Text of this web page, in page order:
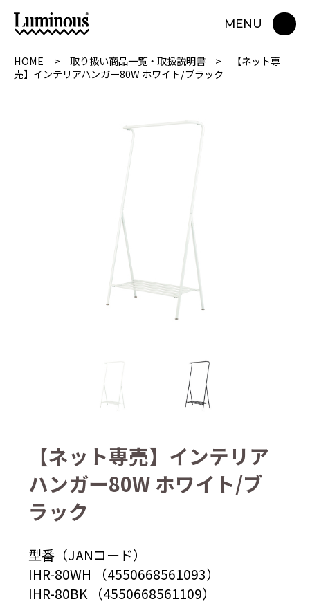
MENU
HOME 取り扱い商品一覧・取扱説明書
【ネット専
売】インテリアハンガー80W ホワイト/ブラック
【ネット専売】インテリア
ハンガー80W ホワイト/ブ
ラック
型番（JANコード）
IHR-80WH （4550668561093）
IHR-80BK （4550668561109）